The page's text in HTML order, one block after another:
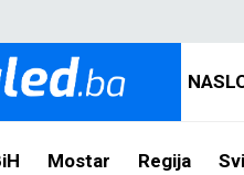
Mostar Regija